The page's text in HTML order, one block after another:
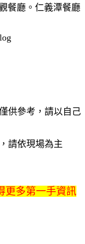
供參考，請以自己
請依現場為主
更多第一手資訊